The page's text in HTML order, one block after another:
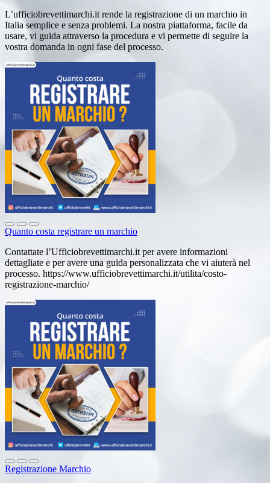
L’ufficiobrevettimarchi.it rende la registrazione di un marchio in
Italia semplice e senza problemi. La nostra piattaforma, facile da
usare, vi guida attraverso la procedura e vi permette di seguire la
vostra domanda in ogni fase del processo.
Quanto costa registrare un marchio
Contattate l’Ufficiobrevettimarchi.it per avere informazioni
dettagliate e per avere una guida personalizzata che vi aiuterà nel
processo. https://www.ufficiobrevettimarchi.it/utilita/costo-
registrazione-marchio/
Registrazione Marchio